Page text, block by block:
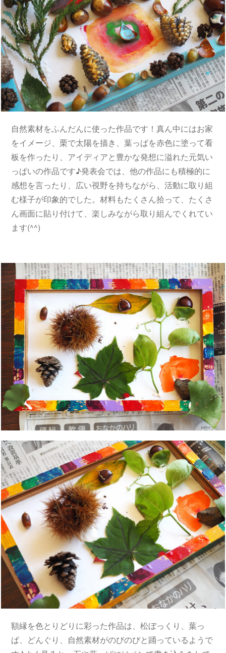
自然素材をふんだんに使った作品です！真ん中にはお家
をイメージ、栗で太陽を描き、葉っぱを赤色に塗って看
板を作ったり、アイディアと豊かな発想に溢れた元気い
っぱいの作品です♪発表会では、他の作品にも積極的に
感想を言ったり、広い視野を持ちながら、活動に取り組
む様子が印象的でした。材料もたくさん拾って、たくさ
ん画面に貼り付けて、楽しみながら取り組んでくれてい
ます(^^)
額縁を色とりどりに彩った作品は、松ぼっくり、葉っ
ぱ、どんぐり、自然素材がのびのびと踊っているようで